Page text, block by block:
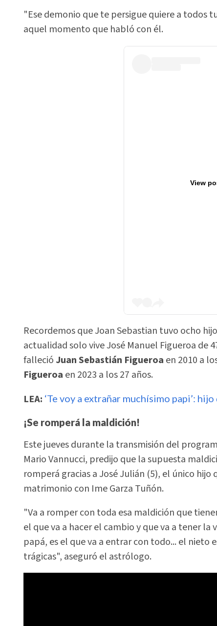
"Ese demonio que te persigue quiere a todos
aquel momento que habló con él.
View
Recordemos que Joan Sebastian tuvo ocho
actualidad solo vive José Manuel Figueroa de
fallecióJuanSebastián Figueroa en 2010 a
Figueroa en 2023 a los 27 años.
LEA: ‘Te voy a extrañar muchísimo papi’:
¡Se romperá la maldición!
Este jueves durante la transmisión del
Mario Vannucci, predijo que la supuesta
romperá gracias a José Julián (5), el único
matrimonio con Ime Garza Tuñón.
"Va a romper con toda esa maldición que
el que va a hacer el cambio y que va a tener
papá, es el que va a entrar con todo... el nieto
trágicas", aseguró el astrólogo.